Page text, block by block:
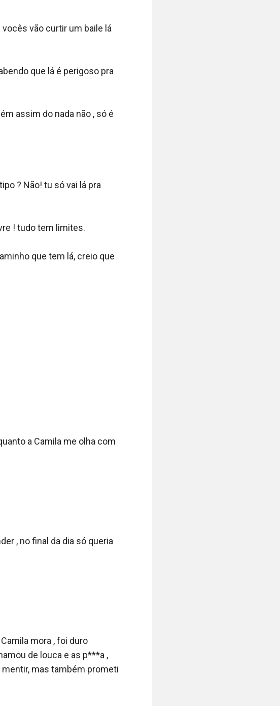
vão curtir um baile lá
que lá é perigoso pra
assim do nada não , só é
? Não! tu só vai lá pra
! tudo tem limites.
que tem lá, creio que
a Camila me olha com
, no final da dia só queria
mora , foi duro
de louca e as p***a ,
mas também prometi